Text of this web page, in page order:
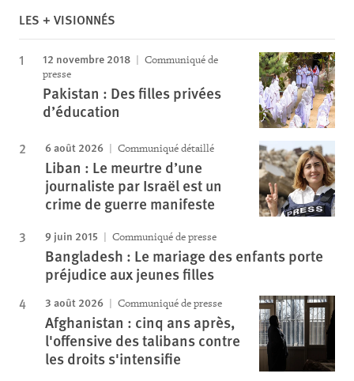
LES + VISIONNÉS
12 novembre 2018
Communiqué de
presse
Pakistan : Des filles privées
d’éducation
6 août 2026 Communiqué détaillé
Liban : Le meurtre d’une
journaliste par Israël est un
crime de guerre manifeste
9 juin 2015 Communiqué de presse
Bangladesh : Le mariage des enfants porte
préjudice aux jeunes filles
3 août 2026 Communiqué de presse
Afghanistan : cinq ans après,
l'offensive des talibans contre
les droits s'intensifie